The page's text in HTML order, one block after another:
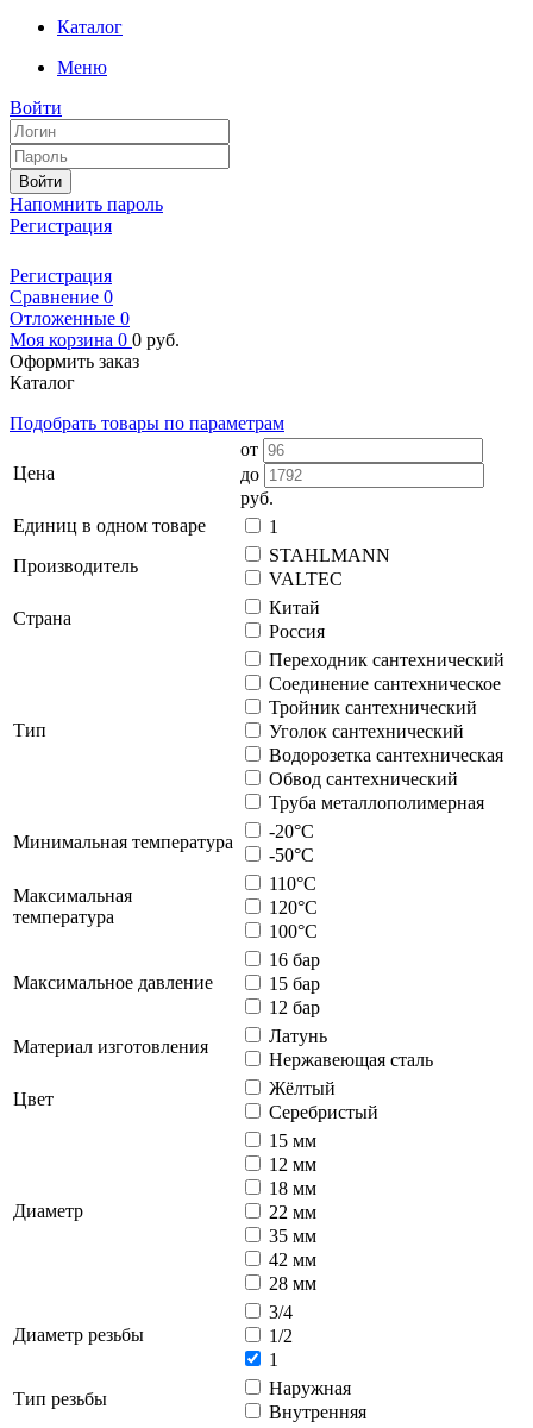
Каталог
Меню
Войти
Войти
Напомнить пароль
Регистрация
Регистрация
Сравнение 0
Отложенные 0
Моя корзина 0 0 руб.
Оформить заказ
Каталог
Подобрать товары по параметрам
Цена
от
до
руб.
Единиц в одном товаре
1
Производитель
STAHLMANN
VALTEC
Страна
Китай
Россия
Тип
Переходник сантехнический
Соединение сантехническое
Тройник сантехнический
Уголок сантехнический
Водорозетка сантехническая
Обвод сантехнический
Труба металлополимерная
Минимальная температура
-20°С
-50°С
Максимальная
температура
110°С
120°С
100°С
Максимальное давление
16 бар
15 бар
12 бар
Материал изготовления
Латунь
Нержавеющая сталь
Цвет
Жёлтый
Серебристый
Диаметр
15 мм
12 мм
18 мм
22 мм
35 мм
42 мм
28 мм
Диаметр резьбы
3/4
1/2
1
Тип резьбы
Наружная
Внутренняя